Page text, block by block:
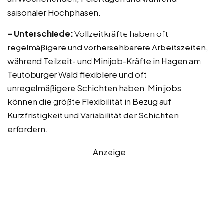
saisonaler Hochphasen.
– Unterschiede:Vollzeitkräfte haben oft
regelmäßigere und vorhersehbarere Arbeitszeiten,
während Teilzeit- und Minijob-Kräfte in Hagen am
Teutoburger Wald flexiblere und oft
unregelmäßigere Schichten haben. Minijobs
können die größte Flexibilität in Bezug auf
Kurzfristigkeit und Variabilität der Schichten
erfordern.
Anzeige